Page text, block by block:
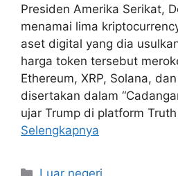
Presiden Amerika Serikat,
menamai lima
aset digital yang dia
harga token tersebut
Ethereum, XRP, Solana,
disertakan dalam
ujar Trump di platform
Selengkapnya
Kategori